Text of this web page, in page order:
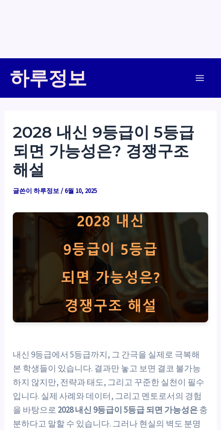
하루정보
2028 내신 9등급이 5등급
되면 가능성은? 경쟁구조
해설
글쓴이하루정보/6월 10, 2025
내신 9등급에서 5등급까지, 그 간극을 실제로 극복해
본 학생들이 있습니다. 결과만 놓고 보면 결코 불가능
하지 않지만, 전략과 태도, 그리고 꾸준한 실천이 필수
입니다. 실제 사례와 데이터, 그리고 멘토로서의 경험
을 바탕으로 2028 내신 9등급이 5등급 되면 가능성은충
분하다고 말할 수 있습니다. 그러나 현실의 벽도 분명